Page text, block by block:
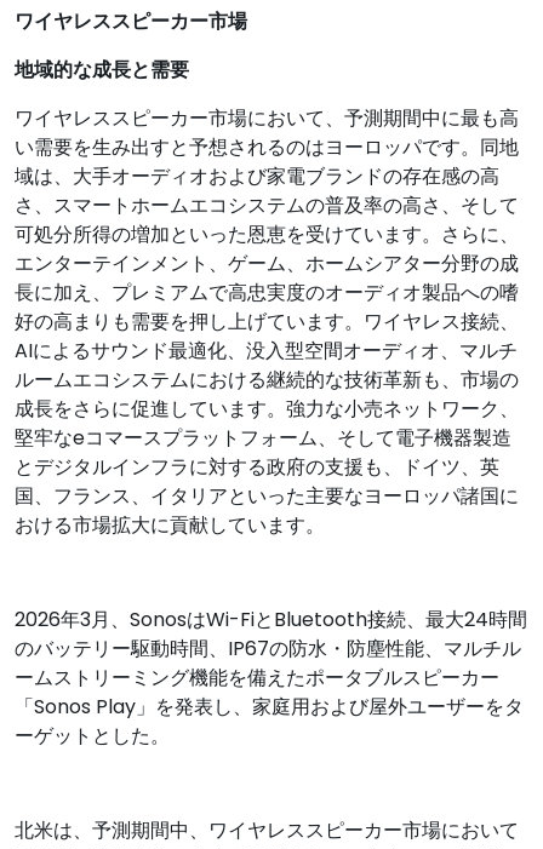
ワイヤレススピーカー市場
地域的な成長と需要
ワイヤレススピーカー市場において、予測期間中に最も高
い需要を生み出すと予想されるのはヨーロッパです。同地
域は、大手オーディオおよび家電ブランドの存在感の高
さ、スマートホームエコシステムの普及率の高さ、そして
可処分所得の増加といった恩恵を受けています。さらに、
エンターテインメント、ゲーム、ホームシアター分野の成
長に加え、プレミアムで高忠実度のオーディオ製品への嗜
好の高まりも需要を押し上げています。ワイヤレス接続、
AIによるサウンド最適化、没入型空間オーディオ、マルチ
ルームエコシステムにおける継続的な技術革新も、市場の
成長をさらに促進しています。強力な小売ネットワーク、
堅牢なeコマースプラットフォーム、そして電子機器製造
とデジタルインフラに対する政府の支援も、ドイツ、英
国、フランス、イタリアといった主要なヨーロッパ諸国に
おける市場拡大に貢献しています。
2026年3月、SonosはWi-FiとBluetooth接続、最大24時間
のバッテリー駆動時間、IP67の防水・防塵性能、マルチル
ームストリーミング機能を備えたポータブルスピーカー
「Sonos Play」を発表し、家庭用および屋外ユーザーをタ
ーゲットとした。
北米は、予測期間中、ワイヤレススピーカー市場において